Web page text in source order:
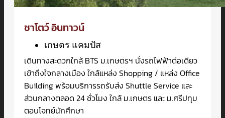
ชาโตว์ อินทาวน์
เกษตร แคมปัส
เดินทางสะดวกใกล้ BTS ม.เกษตรฯ นั่งรถไฟฟ้าต่อเดียว
เข้าถึงใจกลางเมือง ใกล้แหล่ง Shopping / แหล่ง Office
Building พร้อมบริการรถรับส่ง Shuttle Service และ
ส่วนกลางตลอด 24 ชั่วโมง ใกล้ ม.เกษตร และ ม.ศรีปทุม
ตอบโจทย์นักศึกษา